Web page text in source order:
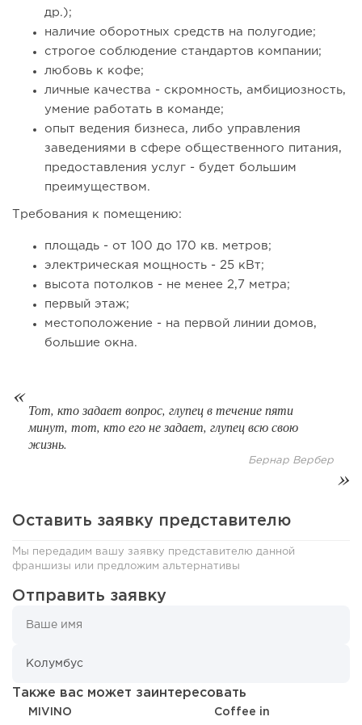
83 0
Франшиза кафе: рейтинг лучших франшиз общепита для
98
Coffee Way приступил к масштабированию собственной
86
От стартапа за 30 тысяч рублей до бизнеса стоимостью
миллиарды:...
др.);
наличие оборотных средств на полугодие;
строгое соблюдение стандартов компании;
любовь к кофе;
личные качества - скромность, амбициозность,
умение работать в команде;
опыт ведения бизнеса, либо управления
заведениями в сфере общественного питания,
предоставления услуг - будет большим
преимуществом.
Требования к помещению:
площадь - от 100 до 170 кв. метров;
электрическая мощность - 25 кВт;
высота потолков - не менее 2,7 метра;
первый этаж;
местоположение - на первой линии домов,
большие окна.
Тот, кто задает вопрос, глупец в течение пяти
минут, тот, кто его не задает, глупец всю свою
жизнь.
Бернар Вербер
Оставить заявку представителю
Мы передадим вашу заявку представителю данной
франшизы или предложим альтернативы
Отправить заявку
Также вас может заинтересовать
MIVINO Coffee in